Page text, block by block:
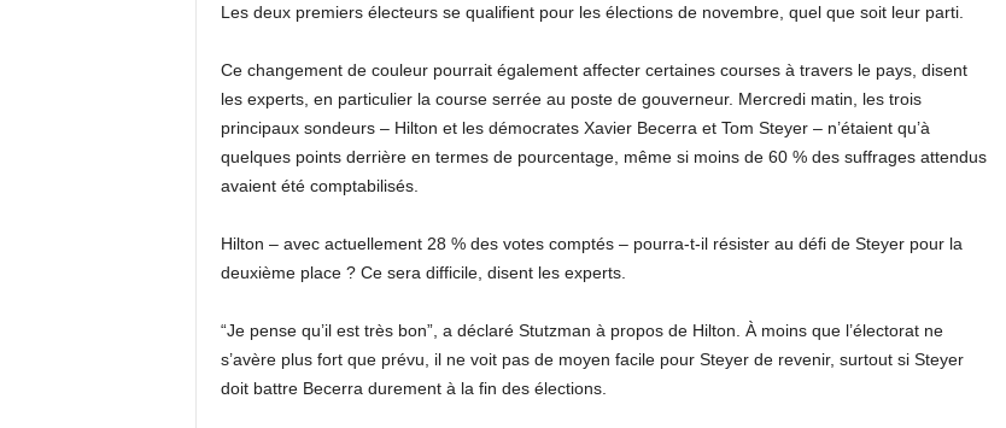
Les deux premiers électeurs se qualifient pour les élections de novembre, quel que soit leur parti.
Ce changement de couleur pourrait également affecter certaines courses à travers le pays, disent
les experts, en particulier la course serrée au poste de gouverneur. Mercredi matin, les trois
principaux sondeurs – Hilton et les démocrates Xavier Becerra et Tom Steyer – n’étaient qu’à
quelques points derrière en termes de pourcentage, même si moins de 60 % des suffrages attendus
avaient été comptabilisés.
Hilton – avec actuellement 28 % des votes comptés – pourra-t-il résister au défi de Steyer pour la
deuxième place ? Ce sera difficile, disent les experts.
“Je pense qu’il est très bon”, a déclaré Stutzman à propos de Hilton. À moins que l’électorat ne
s’avère plus fort que prévu, il ne voit pas de moyen facile pour Steyer de revenir, surtout si Steyer
doit battre Becerra durement à la fin des élections.